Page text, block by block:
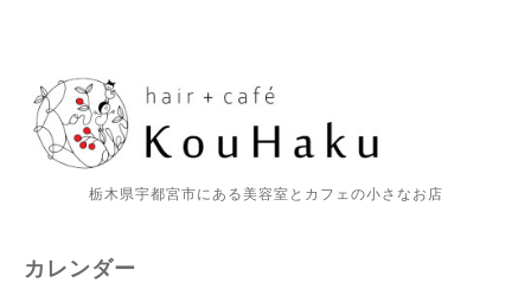
栃木県宇都宮市にある美容室とカフェの小さなお店
カレンダー